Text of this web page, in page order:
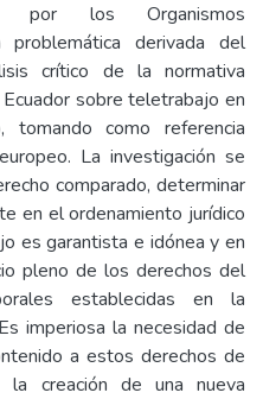
por los Organismos
problemática derivada del
crítico de la normativa
sobre teletrabajo en
como referencia
La investigación se
comparado, determinar
en el ordenamiento jurídico
es garantista e idónea y en
pleno de los derechos del
establecidas en la
imperiosa la necesidad de
a estos derechos de
la creación de una nueva